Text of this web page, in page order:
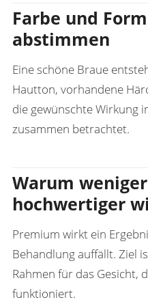
Farbe und
abstimmen
Eine schöne Braue
Hautton, vorhandene
die gewünschte Wirkung
zusammen betrachtet.
Warum
hochwertiger
Premium wirkt ein
Behandlung auffällt. Ziel
Rahmen für das Gesicht,
funktioniert.